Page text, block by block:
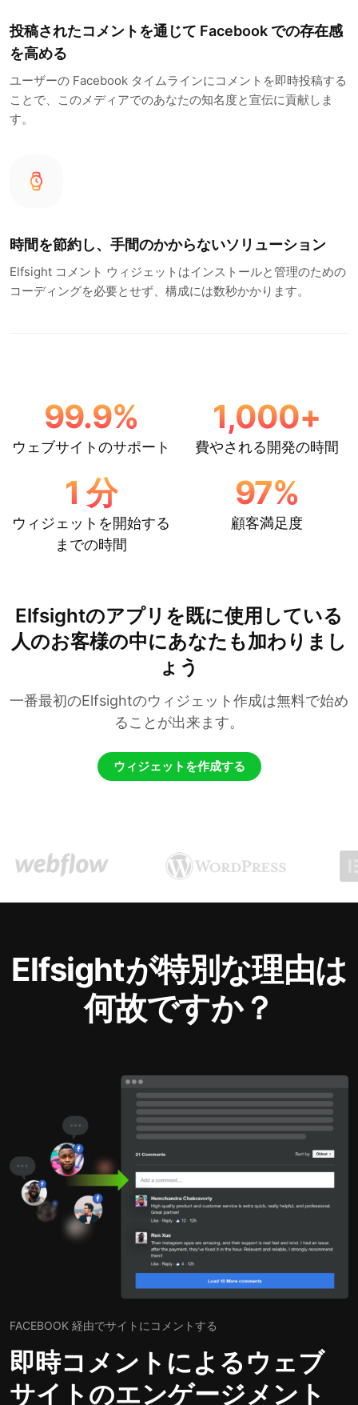
投稿されたコメントを通じて Facebook での存在感
を高める
ユーザーの Facebook タイムラインにコメントを即時投稿する
ことで、このメディアでのあなたの知名度と宣伝に貢献しま
す。
時間を節約し、手間のかからないソリューション
Elfsight コメント ウィジェットはインストールと管理のための
コーディングを必要とせず、構成には数秒かかります。
99.9%
ウェブサイトのサポート
1,000+
費やされる開発の時間
1 分
ウィジェットを開始する
までの時間
97%
顧客満足度
Elfsightのアプリを既に使用している
人のお客様の中にあなたも加わりまし
ょう
一番最初のElfsightのウィジェット作成は無料で始め
ることが出来ます。
ウィジェットを作成する
Elfsightが特別な理由は
何故ですか？
FACEBOOK 経由でサイトにコメントする
即時コメントによるウェブ
サイトのエンゲージメント